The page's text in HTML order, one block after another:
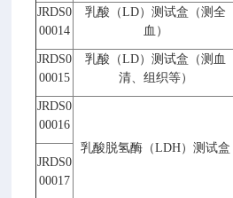
JRDS0
00014
乳酸（LD）测试盒（测全
血）
JRDS0
00015
乳酸（LD）测试盒（测血
清、组织等）
JRDS0
00016
乳酸脱氢酶（LDH）测试盒
JRDS0
00017